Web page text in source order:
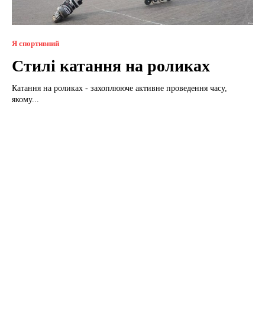
Я спортивний
Стилі катання на роликах
Катання на роликах - захоплююче активне проведення часу,
якому...